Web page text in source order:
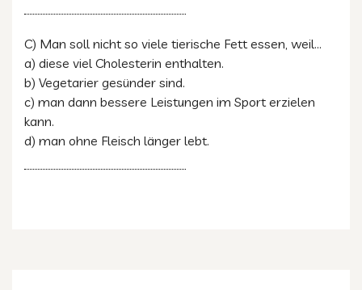
C) Man soll nicht so viele tierische Fett essen, weil...
a) diese viel Cholesterin enthalten.
b) Vegetarier gesünder sind.
c) man dann bessere Leistungen im Sport erzielen
kann.
d) man ohne Fleisch länger lebt.